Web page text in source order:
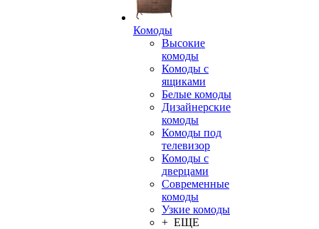
Комоды
Высокие
комоды
Комоды с
ящиками
Белые комоды
Дизайнерские
комоды
Комоды под
телевизор
Комоды с
дверцами
Современные
комоды
Узкие комоды
+ ЕЩЕ